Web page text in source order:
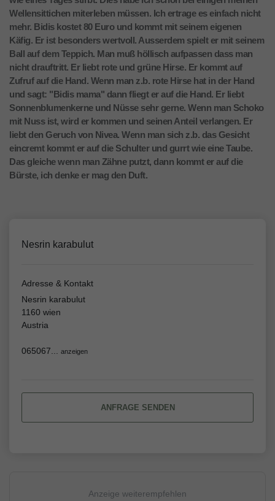
Wellensittichen miterleben müssen. Ich ertrage es einfach nicht
mehr. Bidis kostet 80 Euro und kommt mit seinem eigenen
Käfig. Er ist besonders wertvoll. Ausserdem spielt er mit seinem
Ball auf dem Teppich. Man muß höllisch aufpassen dass man
nicht drauftritt. Er liebt rote und grüne Hirse. Er kommt auf
Zufruf auf die Hand. Wenn man z.b. rote Hirse hat in der Hand
und sagt: "Bidis mama" dann fliegt er auf die Hand. Er liebt
Sonnenblumenkerne und Nüsse sehr gerne. Wenn man Schoko
mit Nuss ist, wird er kommen und seinen Anteil verlangen. Er
liebt den Geruch von Nivea. Wenn man sich z.b. das Gesicht
eincremt kommt er auf die Schulter und gurrt wie eine Taube.
Das gleiche wenn man Zähne putzt, dann kommt er auf die
Bürste, ich denke er mag den Duft.
Nesrin karabulut
Adresse & Kontakt
Nesrin karabulut
1160 wien
Austria
065067... anzeigen
ANFRAGE SENDEN
Anzeige weiterempfehlen